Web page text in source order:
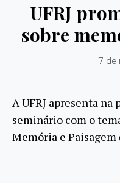
UFRJ
sobre
7 de
A UFRJ apresenta
seminário com o
Memória e Paisagem